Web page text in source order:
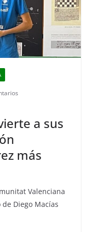
a sus
más
Valenciana
Diego Macías